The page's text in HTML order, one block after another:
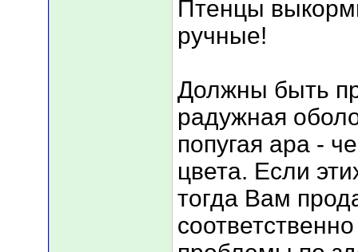
Птенцы
ручные!
Должны быть
радужная
попугая ара -
цвета. Если
тогда Вам